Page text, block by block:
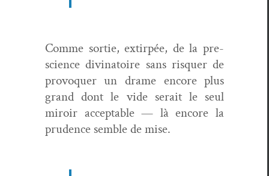
Comme sor­tie, extir­pée, de la pre­
science div­ina­toire sans ris­quer de
provo­quer un drame encore plus
grand dont le vide serait le seul
miroir accept­able — là encore la
pru­dence sem­ble de mise.